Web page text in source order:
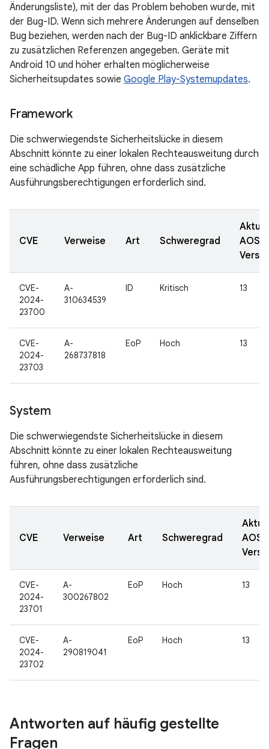
Änderungsliste), mit der das Problem behoben wurde, mit
der Bug-ID. Wenn sich mehrere Änderungen auf denselben
Bug beziehen, werden nach der Bug-ID anklickbare Ziffern
zu zusätzlichen Referenzen angegeben. Geräte mit
Android 10 und höher erhalten möglicherweise
Sicherheitsupdates sowie Google Play-Systemupdates.
Framework
Die schwerwiegendste Sicherheitslücke in diesem
Abschnitt könnte zu einer lokalen Rechteausweitung durch
eine schädliche App führen, ohne dass zusätzliche
Ausführungsberechtigungen erforderlich sind.
CVE Verweise Art Schweregrad
CVE-
2024-
23700
A-
310634539
ID Kritisch 13
CVE-
2024-
23703
A-
268737818
EoP Hoch 13
System
Die schwerwiegendste Sicherheitslücke in diesem
Abschnitt könnte zu einer lokalen Rechteausweitung
führen, ohne dass zusätzliche
Ausführungsberechtigungen erforderlich sind.
CVE Verweise Art Schweregrad
CVE-
2024-
23701
A-
300267802
EoP Hoch 13
CVE-
2024-
23702
A-
290819041
EoP Hoch 13
Antworten auf häufig gestellte
Fragen